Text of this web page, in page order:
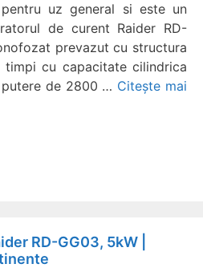
uz general si este un
de curent Raider RD-
prevazut cu structura
cu capacitate cilindrica
de 2800 … Citește mai
RD-GG03, 5kW |